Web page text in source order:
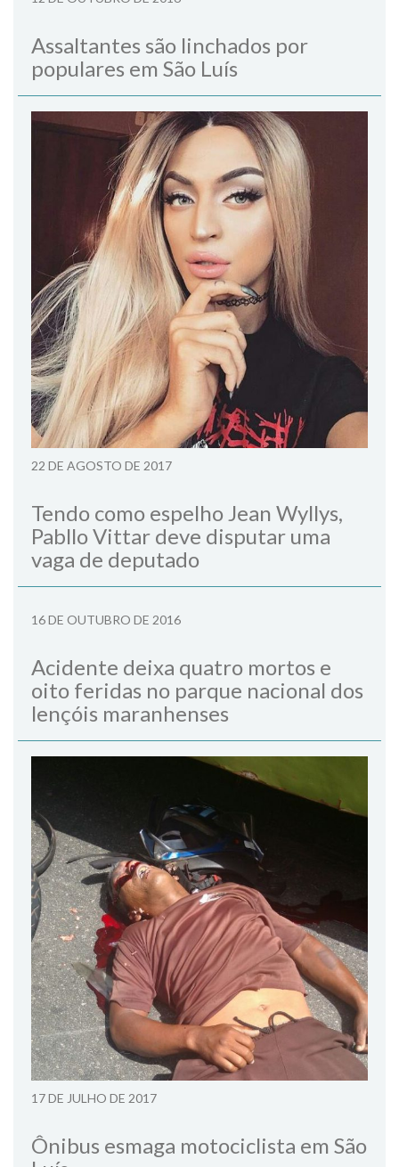
Assaltantes são linchados por
populares em São Luís
22 DE AGOSTO DE 2017
Tendo como espelho Jean Wyllys,
Pabllo Vittar deve disputar uma
vaga de deputado
16 DE OUTUBRO DE 2016
Acidente deixa quatro mortos e
oito feridas no parque nacional dos
lençóis maranhenses
17 DE JULHO DE 2017
Ônibus esmaga motociclista em São